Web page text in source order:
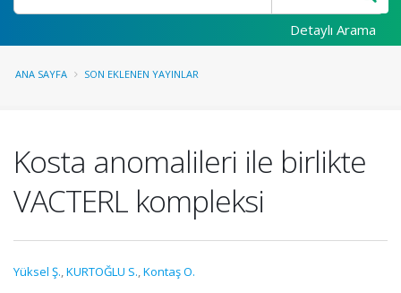
Detaylı Arama
ANA SAYFA SON EKLENEN YAYINLAR
Kosta anomalileri ile birlikte
VACTERL kompleksi
Yüksel Ş.,KURTOĞLU S.,Kontaş O.